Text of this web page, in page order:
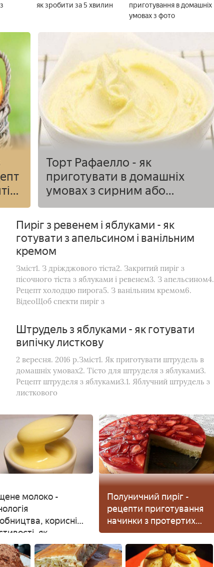
як зробити за 5 хвилин
приготування в домашніх
умовах з фото
Торт Рафаелло - як
приготувати в домашніх
умовах з сирним або
кокосовим кремом за
рецептами з фото
Пиріг з ревенем і яблуками - як
готувати з апельсином і ванільним
кремом
Зміст1. З дріжджового тіста2. Закритий пиріг з
пісочного тіста з яблуками і ревенем3. З апельсином4.
Рецепт холодцю пирога5. З ванільним кремом6.
ВідеоЩоб спекти пиріг з
Штрудель з яблуками - як готувати
випічку листкову
2 вересня. 2016 р.Зміст1. Як приготувати штрудель в
домашніх умовах2. Тісто для штруделя з яблуками3.
Рецепт штруделя з яблуками3.1. Яблучний штрудель з
листкового
молоко -
корисні
як
вдома
Полуничний пиріг -
рецепти приготування
начинки з протертих
свіжих або
заморожених ягід і
тесту